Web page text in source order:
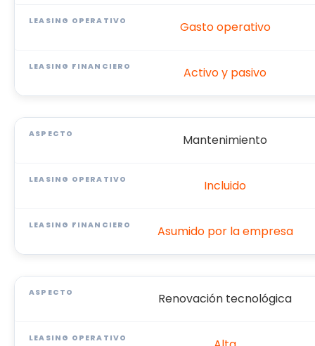
Gasto operativo
Activo y pasivo
Mantenimiento
Incluido
Asumido por la empresa
Renovación tecnológica